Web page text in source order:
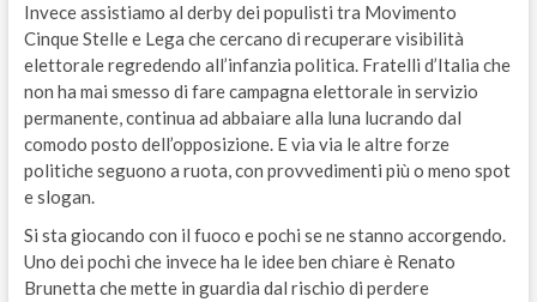
Invece assistiamo al derby dei populisti tra Movimento
Cinque Stelle e Lega che cercano di recuperare visibilità
elettorale regredendo all’infanzia politica. Fratelli d’Italia che
non ha mai smesso di fare campagna elettorale in servizio
permanente, continua ad abbaiare alla luna lucrando dal
comodo posto dell’opposizione. E via via le altre forze
politiche seguono a ruota, con provvedimenti più o meno spot
e slogan.
Si sta giocando con il fuoco e pochi se ne stanno accorgendo.
Uno dei pochi che invece ha le idee ben chiare è Renato
Brunetta che mette in guardia dal rischio di perdere